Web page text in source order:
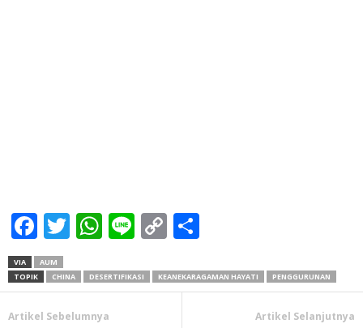
Facebook
Twitter
WhatsApp
LineCopy
VIA
AUM
TOPIK
CHINA DESERTIFIKASI KEANEKARAGAMAN HAYATI PENGGURUNAN
Artikel Sebelumnya Artikel Selanjutnya